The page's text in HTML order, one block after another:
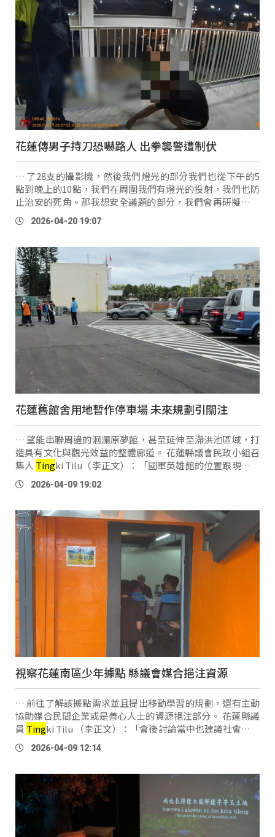
花蓮傳男子持刀恐嚇路人 出拳襲警遭制伏
… 了28支的攝影機，然後我們燈光的部分我們也從下午的5
點到晚上的10點，我們在周圍我們有燈光的投射，我們也防
止治安的死角。那我想安全議題的部分，我們會再研擬讓有
一些保全，或者跟警察局的部分，我們做多做一些聯繫。」
花蓮縣議員 Tingki
2026-04-20 19:07
花蓮舊館舍用地暫作停車場 未來規劃引關注
… 望能串聯周邊的洄瀾原夢館，甚至延伸至滯洪池區域，打
造具有文化與觀光效益的整體廊道。 花蓮縣議會民政小組召
集人 Tingki Tilu（李正文）：「國軍英雄館的位置跟現在的
這個，原住民會館的部分 希望變成一個所謂的觀光廊道的這
一塊，從這個所謂的 …
2026-04-09 19:02
視察花蓮南區少年據點 縣議會媒合挹注資源
… 前往了解該據點需求並且提出移動學習的規劃，還有主動
協助媒合民間企業或是善心人士的資源挹注部分。 花蓮縣議
員 Tingki Tilu （李正文）：「會後討論當中也建議社會處，
針對各服務據點的差異性部分，要去做差異性補助，這樣才
能夠補助到各據點，該 …
2026-04-09 12:14